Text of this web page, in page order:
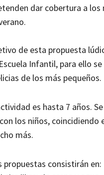
dar cobertura a
de esta propuesta
Infantil, para ello
de los más pequeños.
es hasta 7 años.
los niños,
más.
propuestas consistirán en: